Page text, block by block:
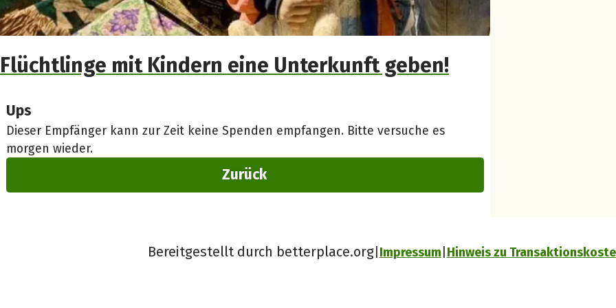
Flüchtlinge mit Kindern eine Unterkunft geben!
Ups
Dieser Empfänger kann zur Zeit keine Spenden empfangen. Bitte versuche es
morgen wieder.
Zurück
Bereitgestellt durch betterplace.org Impressum Hinweis zu